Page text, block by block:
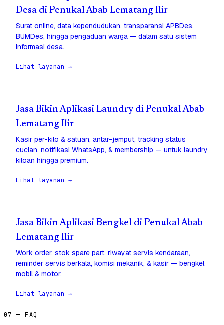
Desa di Penukal Abab Lematang Ilir
Surat online, data kependudukan, transparansi APBDes,
BUMDes, hingga pengaduan warga — dalam satu sistem
informasi desa.
Lihat layanan →
Jasa Bikin Aplikasi Laundry di Penukal Abab
Lematang Ilir
Kasir per-kilo & satuan, antar-jemput, tracking status
cucian, notifikasi WhatsApp, & membership — untuk laundry
kiloan hingga premium.
Lihat layanan →
Jasa Bikin Aplikasi Bengkel di Penukal Abab
Lematang Ilir
Work order, stok spare part, riwayat servis kendaraan,
reminder servis berkala, komisi mekanik, & kasir — bengkel
mobil & motor.
Lihat layanan →
07 — FAQ